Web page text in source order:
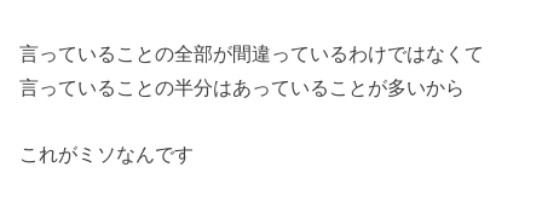
言っていることの全部が間違っているわけではなくて
言っていることの半分はあっていることが多いから
これがミソなんです